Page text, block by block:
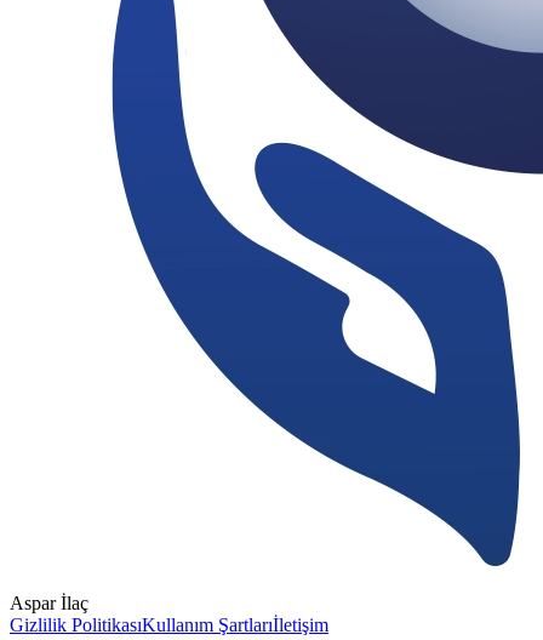
Aspar İlaç
Gizlilik PolitikasıKullanım Şartlarıİletişim